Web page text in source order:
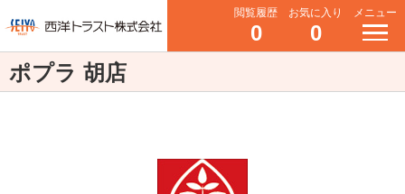
閲覧履歴
0
お気に入り
0
メニュー
ポプラ 胡店